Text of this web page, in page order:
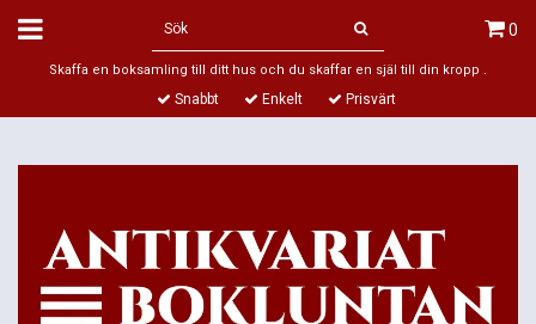
0
Skaffa en boksamling till ditt hus och du skaffar en själ till din kropp .
Snabbt Enkelt Prisvärt